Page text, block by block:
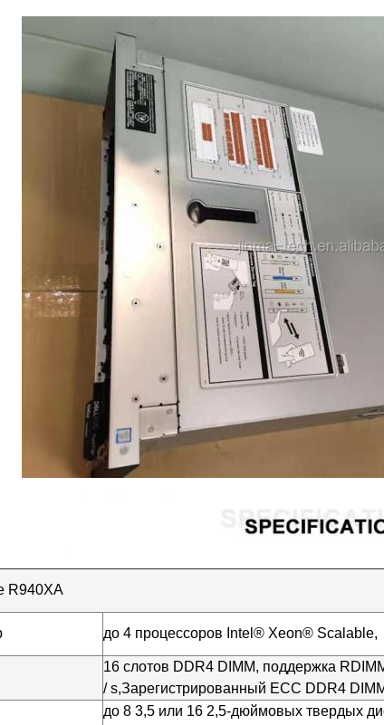
R940XA
до 4 процессоров Intel® Xeon® Scalable,
16 слотов DDR4 DIMM, поддержка
/ s,Зарегистрированный ECC DDR4
до 8 3,5 или 16 2,5-дюймовых твердых